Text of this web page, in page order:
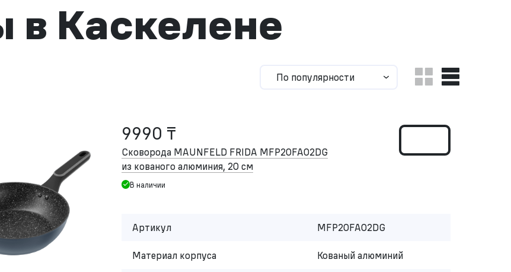
в Каскелене
По популярности
9990 ₸
Сковорода MAUNFELD FRIDA MFP20FA02DG
из кованого алюминия, 20 см
В наличии
Артикул MFP20FA02DG
Материал корпуса Кованый алюминий